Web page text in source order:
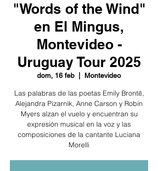
"Words of the Wind"
en El Mingus,
Montevideo -
Uruguay Tour 2025
dom, 16 feb Montevideo
Las palabras de las poetas Emily Brontë,
Alejandra Pizarnik, Anne Carson y Robin
Myers alzan el vuelo y encuentran su
expresión musical en la voz y las
composiciones de la cantante Luciana
Morelli